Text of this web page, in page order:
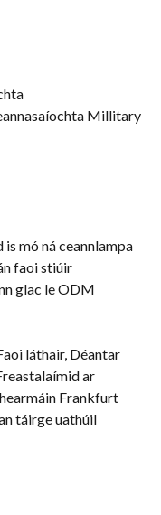
Millitary
mó ná ceannlampa
faoi stiúir
glac le ODM
láthair, Déantar
ar
Frankfurt
táirge uathúil